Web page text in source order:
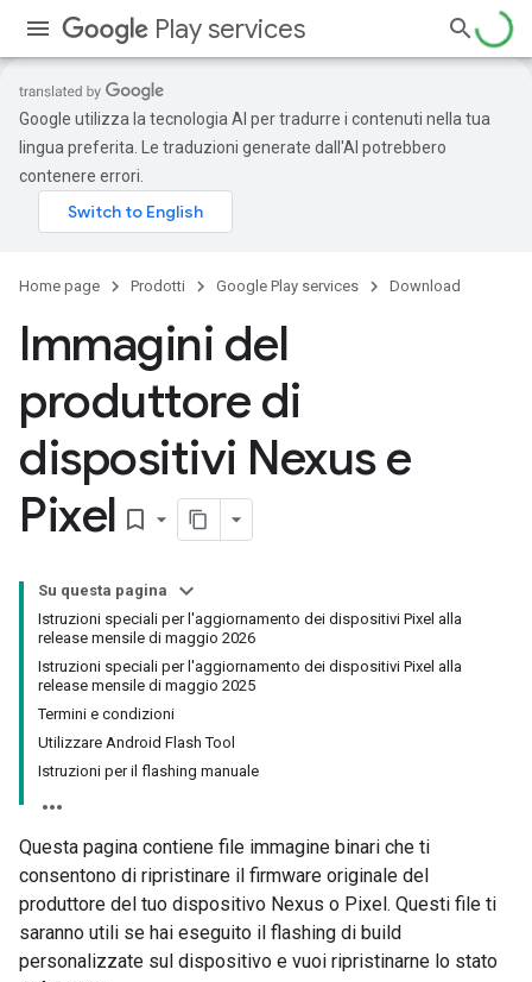
Play services
Google utilizza la tecnologia AI per tradurre i contenuti nella tua
lingua preferita. Le traduzioni generate dall'AI potrebbero
contenere errori.
Home page Prodotti Google Play services Download
Immagini del
produttore di
dispositivi Nexus e
Pixel bookmark_border
Su questa pagina
Istruzioni speciali per l'aggiornamento dei dispositivi Pixel alla
release mensile di maggio 2026
Istruzioni speciali per l'aggiornamento dei dispositivi Pixel alla
release mensile di maggio 2025
Termini e condizioni
Utilizzare Android Flash Tool
Istruzioni per il flashing manuale
Questa pagina contiene file immagine binari che ti
consentono di ripristinare il firmware originale del
produttore del tuo dispositivo Nexus o Pixel. Questi file ti
saranno utili se hai eseguito il flashing di build
personalizzate sul dispositivo e vuoi ripristinarne lo stato